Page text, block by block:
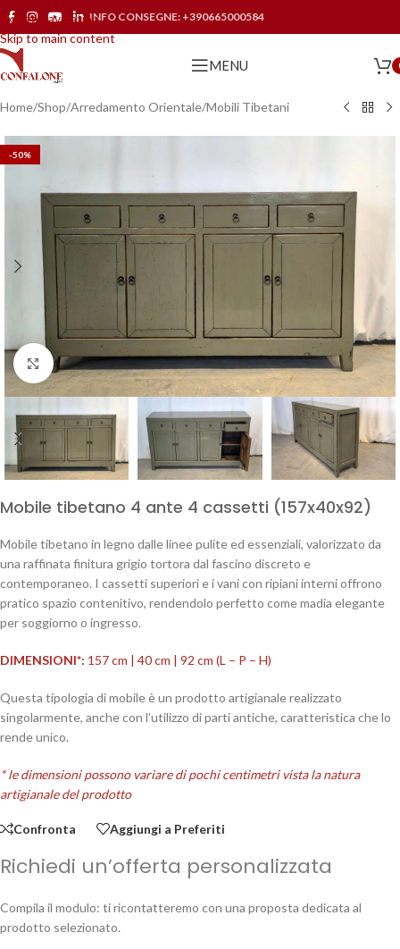
Skip to navigation
Skip to main content
INFO CONSEGNE: +390665000584
MENU
Home/Shop/Arredamento Orientale/Mobili Tibetani
-50%
Click to enlarge
Mobile tibetano 4 ante 4 cassetti (157x40x92)
Mobile tibetano in legno dalle linee pulite ed essenziali, valorizzato da
una raffinata finitura grigio tortora dal fascino discreto e
contemporaneo. I cassetti superiori e i vani con ripiani interni offrono
pratico spazio contenitivo, rendendolo perfetto come madia elegante
per soggiorno o ingresso.
DIMENSIONI*: 157 cm | 40 cm | 92 cm (L – P – H)
Questa tipologia di mobile è un prodotto artigianale realizzato
singolarmente, anche con l’utilizzo di parti antiche, caratteristica che lo
rende unico.
* le dimensioni possono variare di pochi centimetri vista la natura
artigianale del prodotto
Confronta Aggiungi a Preferiti
Richiedi un’offerta personalizzata
Compila il modulo: ti ricontatteremo con una proposta dedicata al
prodotto selezionato.